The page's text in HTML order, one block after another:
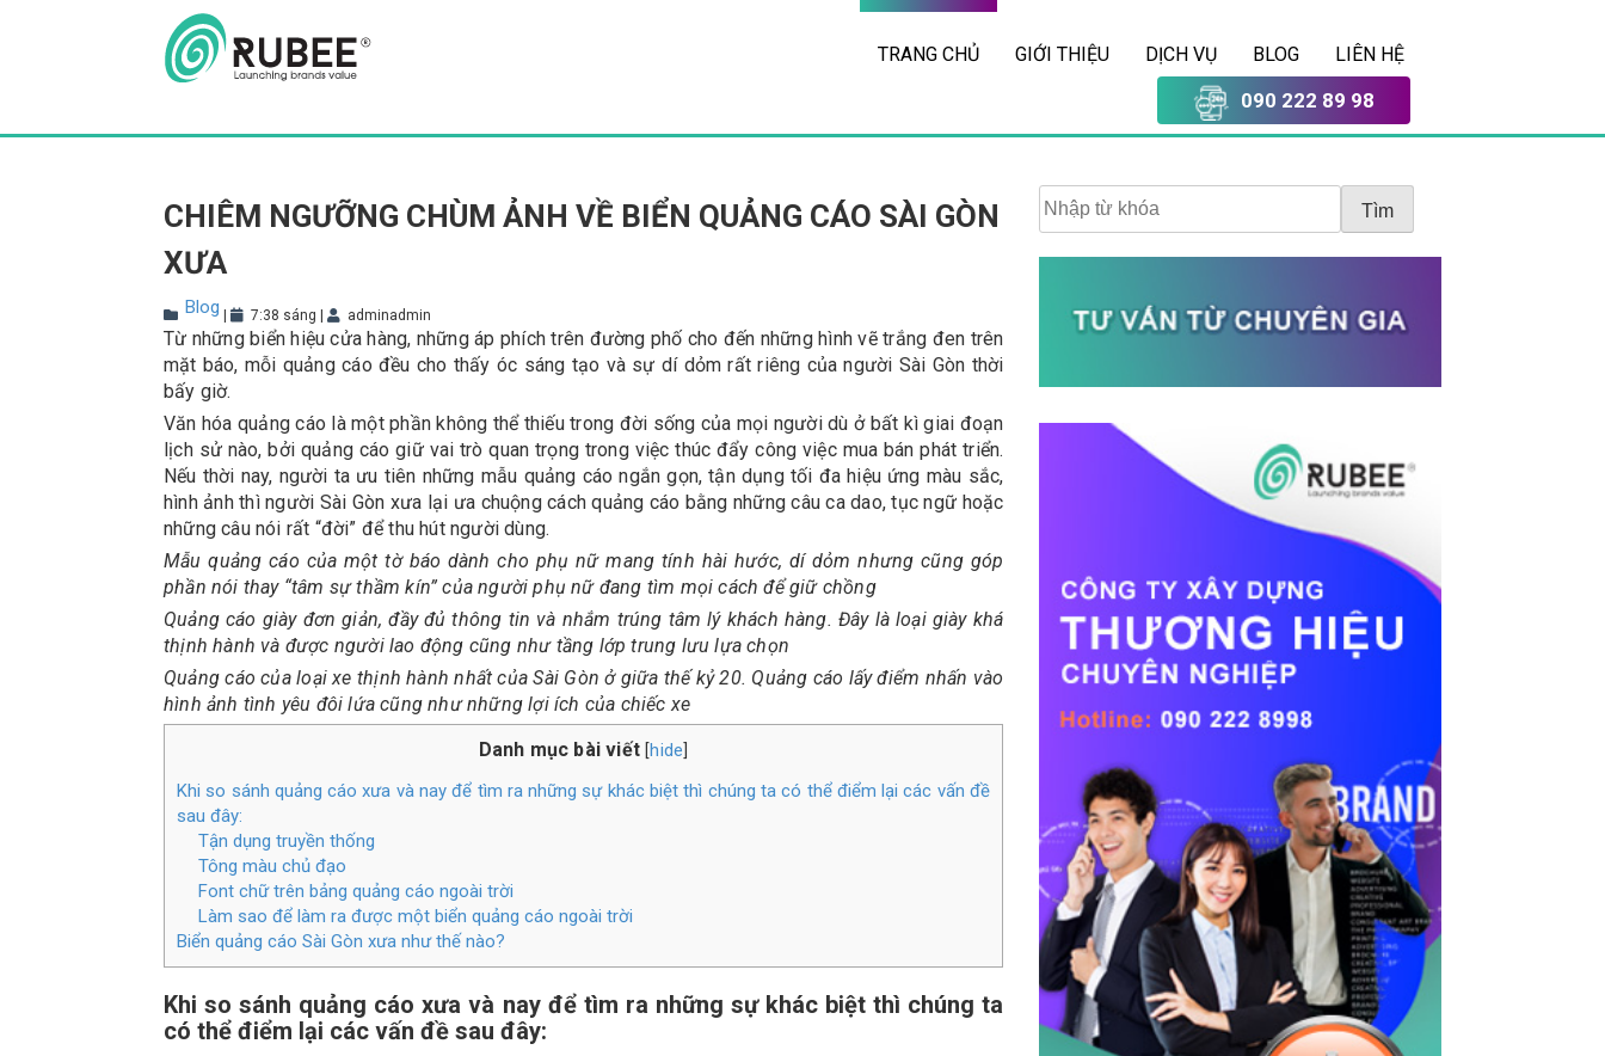
TRANG CHỦ GIỚI THIỆU DỊCH VỤ BLOG LIÊN HỆ
090 222 89 98
CHIÊM NGƯỠNG CHÙM ẢNH VỀ BIỂN QUẢNG CÁO SÀI GÒN
XƯA
Blog 7:38 sáng adminadmin
Từ những biển hiệu cửa hàng, những áp phích trên đường phố cho đến những hình vẽ trắng đen trên
mặt báo, mỗi quảng cáo đều cho thấy óc sáng tạo và sự dí dỏm rất riêng của người Sài Gòn thời
bấy giờ.
Văn hóa quảng cáo là một phần không thể thiếu trong đời sống của mọi người dù ở bất kì giai đoạn
lịch sử nào, bởi quảng cáo giữ vai trò quan trọng trong việc thúc đẩy công việc mua bán phát triển.
Nếu thời nay, người ta ưu tiên những mẫu quảng cáo ngắn gọn, tận dụng tối đa hiệu ứng màu sắc,
hình ảnh thì người Sài Gòn xưa lại ưa chuộng cách quảng cáo bằng những câu ca dao, tục ngữ hoặc
những câu nói rất “đời” để thu hút người dùng.
Mẫu quảng cáo của một tờ báo dành cho phụ nữ mang tính hài hước, dí dỏm nhưng cũng góp
phần nói thay “tâm sự thầm kín” của người phụ nữ đang tìm mọi cách để giữ chồng
Quảng cáo giày đơn giản, đầy đủ thông tin và nhắm trúng tâm lý khách hàng. Đây là loại giày khá
thịnh hành và được người lao động cũng như tầng lớp trung lưu lựa chọn
Quảng cáo của loại xe thịnh hành nhất của Sài Gòn ở giữa thế kỷ 20. Quảng cáo lấy điểm nhấn vào
hình ảnh tình yêu đôi lứa cũng như những lợi ích của chiếc xe
Danh mục bài viết [hide
Khi so sánh quảng cáo xưa và nay để tìm ra những sự khác biệt thì chúng ta có thể điểm lại các vấn đề
sau đây:
Tận dụng truyền thống
Tông màu chủ đạo
Font chữ trên bảng quảng cáo ngoài trời
Làm sao để làm ra được một biển quảng cáo ngoài trời
Biển quảng cáo Sài Gòn xưa như thế nào?
Khi so sánh quảng cáo xưa và nay để tìm ra những sự khác biệt thì chúng ta
có thể điểm lại các vấn đề sau đây:
Tìm